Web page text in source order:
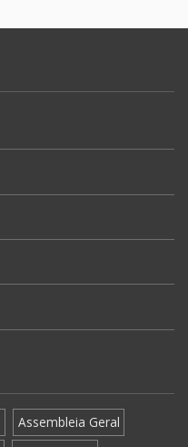
Assembleia Geral